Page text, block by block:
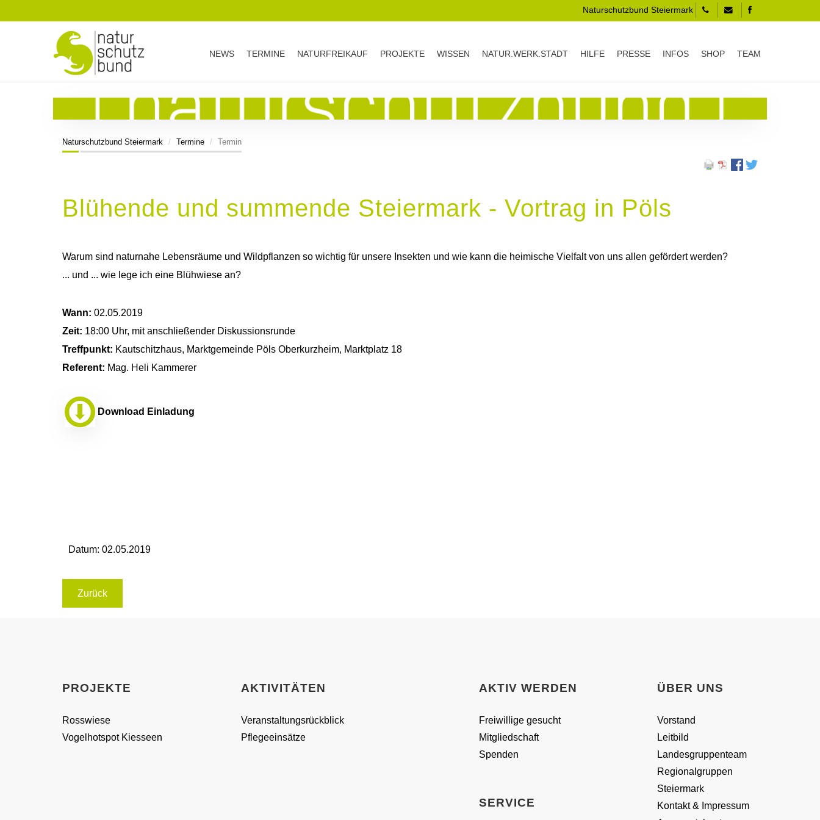
Naturschutzbund Steiermark
NEWS TERMINE NATURFREIKAUF PROJEKTE WISSEN NATUR.WERK.STADT HILFE PRESSE INFOS SHOP TEAM
Naturschutzbund Steiermark Termine Termin
Blühende und summende Steiermark - Vortrag in Pöls
Warum sind naturnahe Lebensräume und Wildpflanzen so wichtig für unsere Insekten und wie kann die heimische Vielfalt von uns allen gefördert werden?
... und ... wie lege ich eine Blühwiese an?
Wann: 02.05.2019
Zeit: 18:00 Uhr, mit anschließender Diskussionsrunde
Treffpunkt: Kautschitzhaus, Marktgemeinde Pöls Oberkurzheim, Marktplatz 18
Referent: Mag. Heli Kammerer
Download Einladung
Datum: 02.05.2019
Zurück
PROJEKTE
Rosswiese
Vogelhotspot Kiesseen
AKTIVITÄTEN
Veranstaltungsrückblick
Pflegeeinsätze
AKTIV WERDEN
Freiwillige gesucht
Mitgliedschaft
Spenden
SERVICE
ÜBER UNS
Vorstand
Leitbild
Landesgruppenteam
Regionalgruppen
Steiermark
Kontakt & Impressum